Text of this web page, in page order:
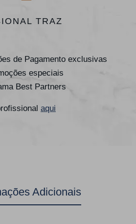
TRAZ
de Pagamento exclusivas
especiais
Best Partners
aqui
Adicionais